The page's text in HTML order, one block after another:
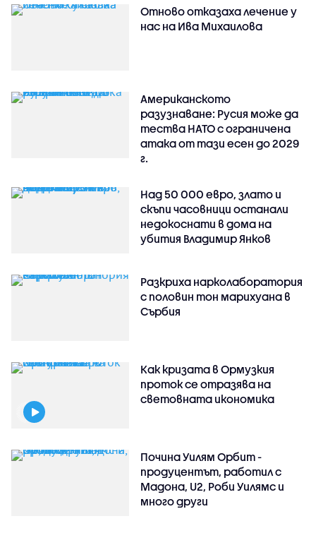
Отново отказаха лечение у
нас на Ива Михаилова
Американското
разузнаване: Русия може да
тества НАТО с ограничена
атака от тази есен до 2029
г.
Над 50 000 евро, злато и
скъпи часовници останали
недокоснати в дома на
убития Владимир Янков
Разкриха нарколаборатория
с половин тон марихуана в
Сърбия
Как кризата в Ормузкия
проток се отразява на
световната икономика
Почина Уилям Орбит -
продуцентът, работил с
Мадона, U2, Роби Уилямс и
много други